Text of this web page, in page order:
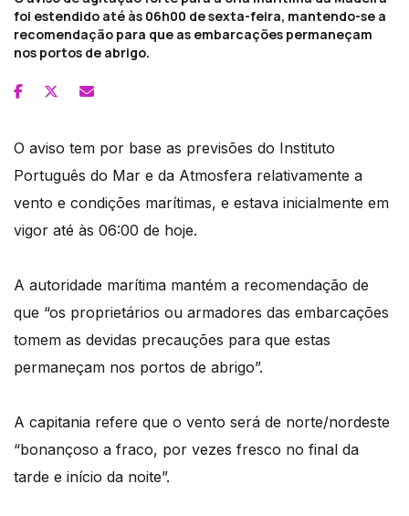
foi estendido até às 06h00 de sexta-feira, mantendo-se a
recomendação para que as embarcações permaneçam
nos portos de abrigo.
O aviso tem por base as previsões do Instituto
Português do Mar e da Atmosfera relativamente a
vento e condições marítimas, e estava inicialmente em
vigor até às 06:00 de hoje.
A autoridade marítima mantém a recomendação de
que “os proprietários ou armadores das embarcações
tomem as devidas precauções para que estas
permaneçam nos portos de abrigo”.
A capitania refere que o vento será de norte/nordeste
“bonançoso a fraco, por vezes fresco no final da
tarde e início da noite”.